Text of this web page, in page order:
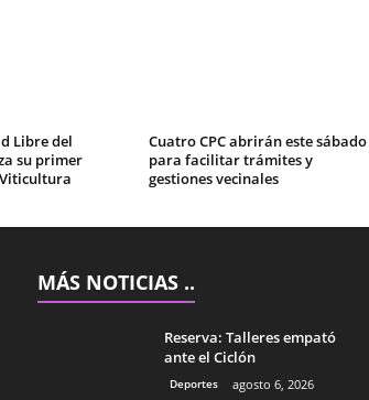
Libre del
su primer
Cuatro CPC abrirán este sábado
para facilitar trámites y
gestiones vecinales
MÁS NOTICIAS ..
Reserva: Talleres empató
ante el Ciclón
Deportes agosto 6, 2026